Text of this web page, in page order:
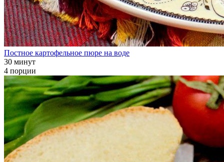
Постное картофельное пюре на воде
30 минут
4 порции